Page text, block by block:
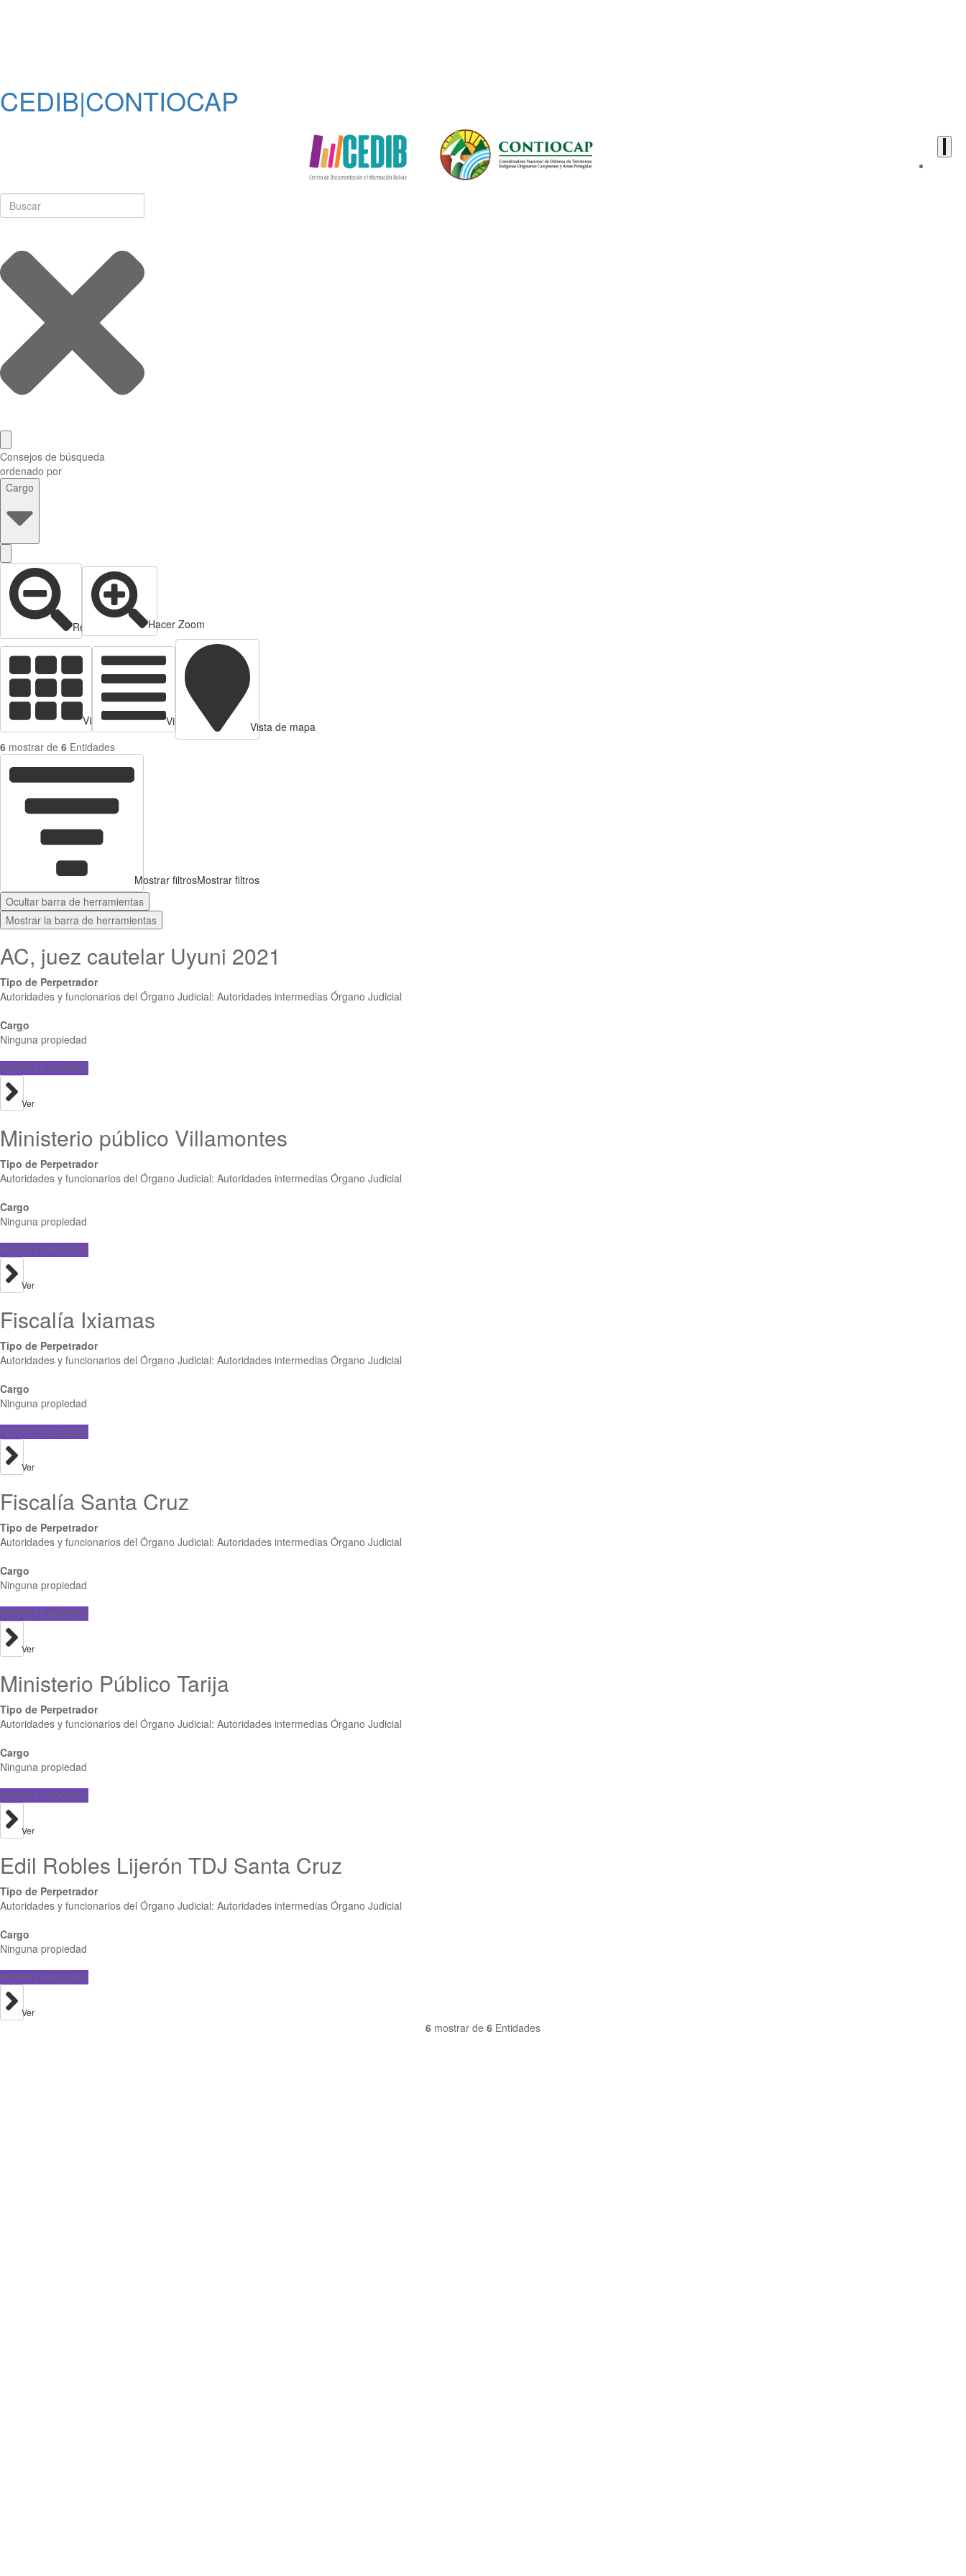
CEDIB|CONTIOCAP
Consejos de búsqueda
ordenado por
Cargo
Reducir zoom Hacer Zoom
Vista de tarjetas Vista de Tabla
Vista de mapa
6 mostrar de 6 Entidades
Mostrar filtrosMostrar filtros
Ocultar barra de herramientas
Mostrar la barra de herramientas
AC, juez cautelar Uyuni 2021
Tipo de Perpetrador
Autoridades y funcionarios del Órgano Judicial: Autoridades intermedias Órgano Judicial
Cargo
Ninguna propiedad
PERPETRADORES
Ver
Ministerio público Villamontes
Tipo de Perpetrador
Autoridades y funcionarios del Órgano Judicial: Autoridades intermedias Órgano Judicial
Cargo
Ninguna propiedad
PERPETRADORES
Ver
Fiscalía Ixiamas
Tipo de Perpetrador
Autoridades y funcionarios del Órgano Judicial: Autoridades intermedias Órgano Judicial
Cargo
Ninguna propiedad
PERPETRADORES
Ver
Fiscalía Santa Cruz
Tipo de Perpetrador
Autoridades y funcionarios del Órgano Judicial: Autoridades intermedias Órgano Judicial
Cargo
Ninguna propiedad
PERPETRADORES
Ver
Ministerio Público Tarija
Tipo de Perpetrador
Autoridades y funcionarios del Órgano Judicial: Autoridades intermedias Órgano Judicial
Cargo
Ninguna propiedad
PERPETRADORES
Ver
Edil Robles Lijerón TDJ Santa Cruz
Tipo de Perpetrador
Autoridades y funcionarios del Órgano Judicial: Autoridades intermedias Órgano Judicial
Cargo
Ninguna propiedad
PERPETRADORES
Ver
6 mostrar de 6 Entidades